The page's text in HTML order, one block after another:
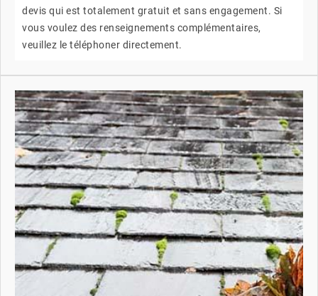
devis qui est totalement gratuit et sans engagement. Si
vous voulez des renseignements complémentaires,
veuillez le téléphoner directement.